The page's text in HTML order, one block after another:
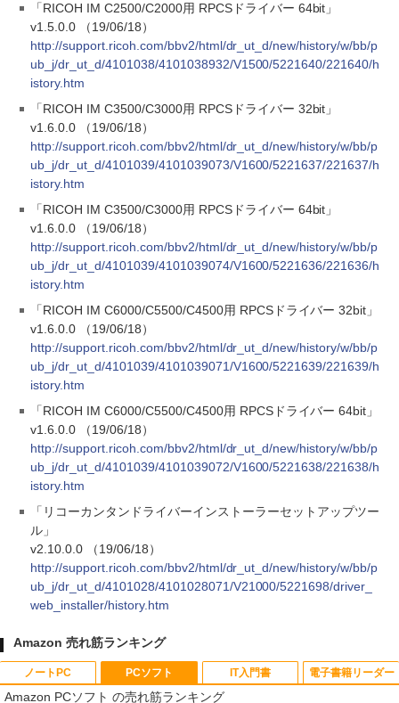
「RICOH IM C2500/C2000用 RPCSドライバー 64bit」
v1.5.0.0 （19/06/18）
http://support.ricoh.com/bbv2/html/dr_ut_d/new/history/w/bb/p
ub_j/dr_ut_d/4101038/4101038932/V1500/5221640/221640/h
istory.htm
「RICOH IM C3500/C3000用 RPCSドライバー 32bit」
v1.6.0.0 （19/06/18）
http://support.ricoh.com/bbv2/html/dr_ut_d/new/history/w/bb/p
ub_j/dr_ut_d/4101039/4101039073/V1600/5221637/221637/h
istory.htm
「RICOH IM C3500/C3000用 RPCSドライバー 64bit」
v1.6.0.0 （19/06/18）
http://support.ricoh.com/bbv2/html/dr_ut_d/new/history/w/bb/p
ub_j/dr_ut_d/4101039/4101039074/V1600/5221636/221636/h
istory.htm
「RICOH IM C6000/C5500/C4500用 RPCSドライバー 32bit」
v1.6.0.0 （19/06/18）
http://support.ricoh.com/bbv2/html/dr_ut_d/new/history/w/bb/p
ub_j/dr_ut_d/4101039/4101039071/V1600/5221639/221639/h
istory.htm
「RICOH IM C6000/C5500/C4500用 RPCSドライバー 64bit」
v1.6.0.0 （19/06/18）
http://support.ricoh.com/bbv2/html/dr_ut_d/new/history/w/bb/p
ub_j/dr_ut_d/4101039/4101039072/V1600/5221638/221638/h
istory.htm
「リコーカンタンドライバーインストーラーセットアップツー
ル」
v2.10.0.0 （19/06/18）
http://support.ricoh.com/bbv2/html/dr_ut_d/new/history/w/bb/p
ub_j/dr_ut_d/4101028/4101028071/V21000/5221698/driver_
web_installer/history.htm
Amazon 売れ筋ランキング
ノートPC PCソフト
Amazon PCソフト の売れ筋ランキング
IT入門書 電子書籍リーダー